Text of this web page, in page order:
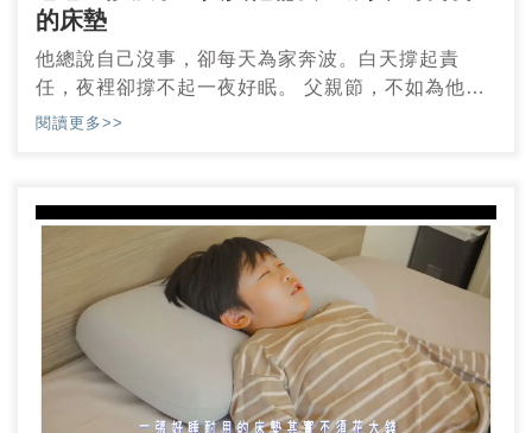
的床墊
他總說自己沒事，卻每天為家奔波。白天撐起責
任，夜裡卻撐不起一夜好眠。 父親節，不如為他挑
一張床——真正撐得起他的辛勞，也撐得住他的疲
閱讀更多>>